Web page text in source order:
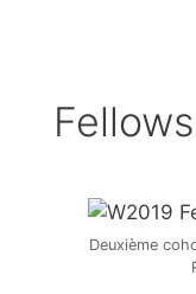
Deuxième